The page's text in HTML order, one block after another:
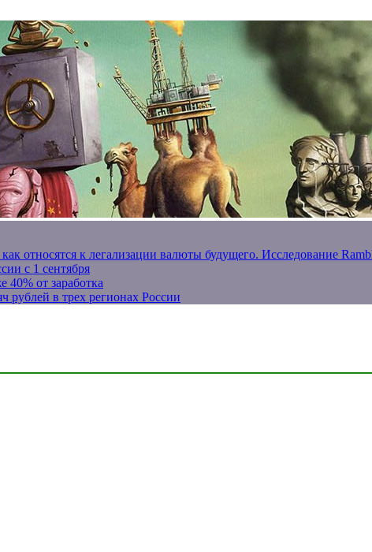
относятся к легализации валюты будущего. Исследование
с 1 сентября
от заработка
рублей в трех регионах России